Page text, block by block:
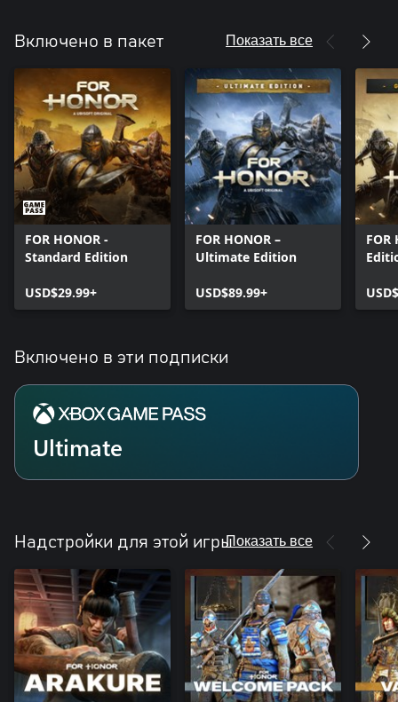
Включено в пакет Показать все
FOR HONOR -
Standard Edition
USD$29.99+
FOR HONOR –
Ultimate Edition
USD$89.99+
FOR
Включено в эти подписки
Ultimate
Надстройки для этой игрыПоказать все